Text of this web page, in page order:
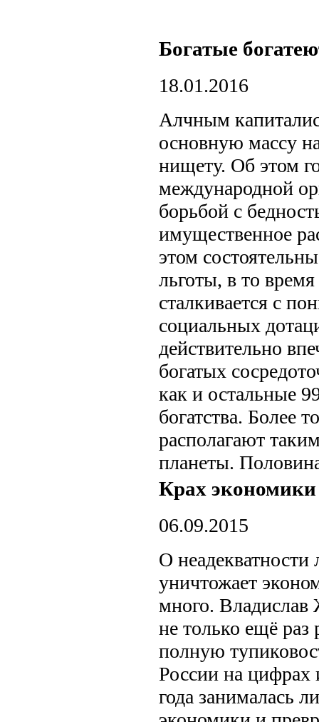
Богатые
18.01.2016
Алчным
основную массу
нищету. Об этом
международной
борьбой с
имущественное
этом
льготы, в то
сталкивается с
социальных
действительно
богатых
как и остальные
богатства. Более
располагают
планеты.
Крах
06.09.2015
О
уничтожает
много.
не только ещё раз
полную
России на цифрах
года занималась